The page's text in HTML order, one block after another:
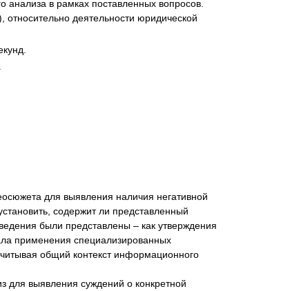
анализа в рамках поставленных вопросов.
деятельности юридической
для выявления наличия негативной
содержит ли представленный
были представлены – как утверждения
применения специализированных
общий контекст информационного
для выявления суждений о конкретной